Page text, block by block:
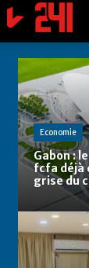
Economie
Gabon :
fcfa déjà
grise du